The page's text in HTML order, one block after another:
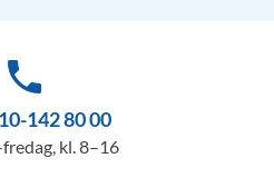
phone
142 80 00
kl. 8–16